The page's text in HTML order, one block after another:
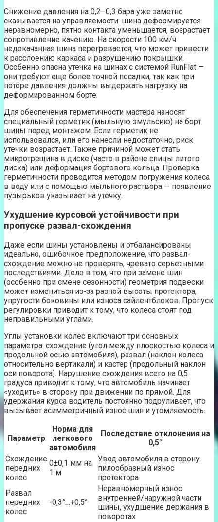
Снижение давления на 0,2–0,3 бара уже заметно
сказывается на управляемости: шина деформируется
неравномерно, пятно контакта уменьшается, возрастает
сопротивление качению. На скорости 100 км/ч
недокачанная шина перегревается, что может привести
к расслоению каркаса и разрушению покрышки.
Особенно опасна утечка на шинах с системой RunFlat —
они требуют еще более точной посадки, так как при
потере давления должны выдержать нагрузку на
деформированном борте.
Для обеспечения герметичности мастера наносят
специальный герметик (мыльную эмульсию) на борт
шины перед монтажом. Если герметик не
использовался, или его нанесли недостаточно, риск
утечки возрастает. Также причиной может стать
микротрещина в диске (часто в районе спицы литого
диска) или деформация бортового кольца. Проверка
герметичности проводится методом погружения колеса
в воду или с помощью мыльного раствора — появление
пузырьков указывает на утечку.
Ухудшение курсовой устойчивости при
пропуске развал-схождения
Даже если шины установлены и отбалансированы
идеально, ошибочное предположение, что развал-
схождение можно не проверять, чревато серьезными
последствиями. Дело в том, что при замене шин
(особенно при смене сезонности) геометрия подвески
может измениться из-за разной высоты протектора,
упругости боковины или износа сайлентблоков. Пропуск
регулировки приводит к тому, что колеса стоят под
неправильными углами.
Углы установки колес включают три основных
параметра: схождение (угол между плоскостью колеса и
продольной осью автомобиля), развал (наклон колеса
относительно вертикали) и кастер (продольный наклон
оси поворота). Нарушение схождения всего на 0,5
градуса приводит к тому, что автомобиль начинает
«уходить» в сторону при движении по прямой. Для
удержания курса водитель постоянно подруливает, что
вызывает асимметричный износ шин и утомляемость.
Параметр
Норма для
легкового
автомобиля
Последствие отклонения на
0,5°
Схождение
передних
колес
0±0,1 мм на
1 м
Увод автомобиля в сторону,
пилообразный износ
протектора
Развал
передних
колес
-0,3°…+0,5°
Неравномерный износ
внутренней/наружной части
шины, ухудшение держания в
поворотах